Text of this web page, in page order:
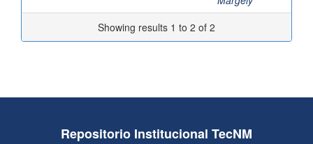
Showing results 1 to 2 of 2
Repositorio Institucional TecNM